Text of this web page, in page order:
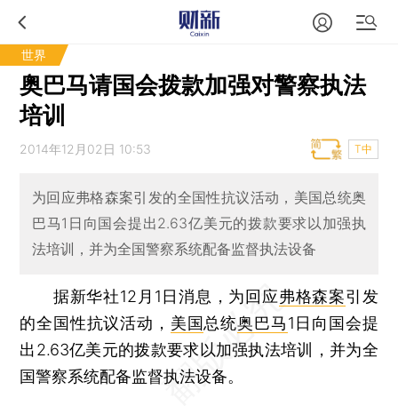
世界
奥巴马请国会拨款加强对警察执法
培训
2014年12月02日 10:53 T中
为回应弗格森案引发的全国性抗议活动，美国总统奥
巴马1日向国会提出2.63亿美元的拨款要求以加强执
法培训，并为全国警察系统配备监督执法设备
据新华社12月1日消息，为回应弗格森案引发
的全国性抗议活动， 美国总统奥巴马1日向国会提
出2.63亿美元的拨款要求以加强执法培训，并为全
国警察系统配备监督执法设备。